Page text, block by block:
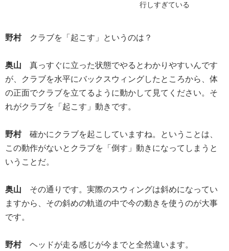
行しすぎている
野村クラブを「起こす」というのは？
奥山 真っすぐに立った状態でやるとわかりやすいんです
が、クラブを水平にバックスウィングしたところから、体
の正面でクラブを立てるように動かして見てください。そ
れがクラブを「起こす」動きです。
野村確かにクラブを起こしていますね。ということは、
この動作がないとクラブを「倒す」動きになってしまうと
いうことだ。
奥山 その通りです。実際のスウィングは斜めになってい
ますから、その斜めの軌道の中で今の動きを使うのが大事
です。
野村ヘッドが走る感じが今までと全然違います。